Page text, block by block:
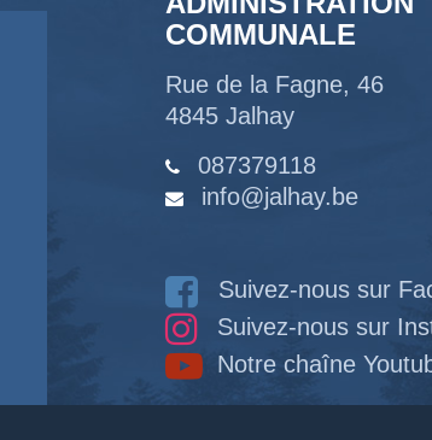
COMMUNALE
Rue de la Fagne, 46
4845 Jalhay
087379118
info@jalhay.be
Suivez-nous sur
Suivez-nous sur
Notre chaîne